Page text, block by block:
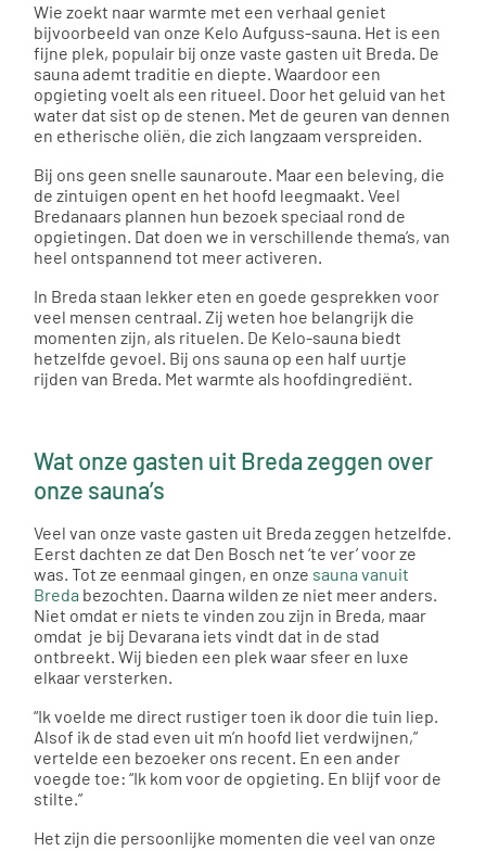
Wie zoekt naar warmte met een verhaal geniet
bijvoorbeeld van onze Kelo Aufguss-sauna. Het is een
fijne plek, populair bij onze vaste gasten uit Breda. De
sauna ademt traditie en diepte. Waardoor een
opgieting voelt als een ritueel. Door het geluid van het
water dat sist op de stenen. Met de geuren van dennen
en etherische oliën, die zich langzaam verspreiden.
Bij ons geen snelle saunaroute. Maar een beleving, die
de zintuigen opent en het hoofd leegmaakt. Veel
Bredanaars plannen hun bezoek speciaal rond de
opgietingen. Dat doen we in verschillende thema’s, van
heel ontspannend tot meer activeren.
In Breda staan lekker eten en goede gesprekken voor
veel mensen centraal. Zij weten hoe belangrijk die
momenten zijn, als rituelen. De Kelo-sauna biedt
hetzelfde gevoel. Bij ons sauna op een half uurtje
rijden van Breda. Met warmte als hoofdingrediënt.
Wat onze gasten uit Breda zeggen over
onze sauna’s
Veel van onze vaste gasten uit Breda zeggen hetzelfde.
Eerst dachten ze dat Den Bosch net ‘te ver’ voor ze
was. Tot ze eenmaal gingen, en onze sauna vanuit
Breda bezochten. Daarna wilden ze niet meer anders.
Niet omdat er niets te vinden zou zijn in Breda, maar
omdat je bij Devarana iets vindt dat in de stad
ontbreekt. Wij bieden een plek waar sfeer en luxe
elkaar versterken.
“Ik voelde me direct rustiger toen ik door die tuin liep.
Alsof ik de stad even uit m’n hoofd liet verdwijnen,”
vertelde een bezoeker ons recent. En een ander
voegde toe: “Ik kom voor de opgieting. En blijf voor de
stilte.”
Het zijn die persoonlijke momenten die veel van onze